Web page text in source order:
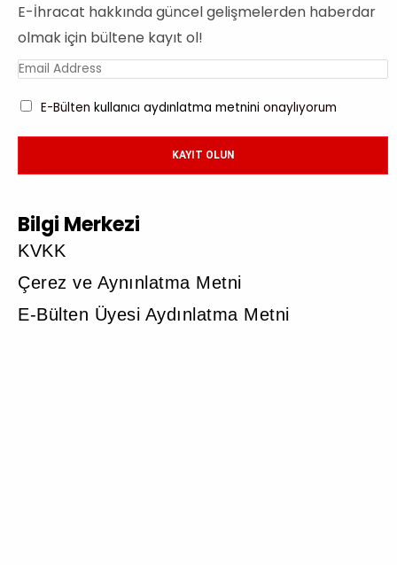
E-İhracat hakkında güncel gelişmelerden haberdar
olmak için bültene kayıt ol!
E-Bülten kullanıcı aydınlatma metnini onaylıyorum
KAYIT OLUN
Bilgi Merkezi
KVKK
Çerez ve Aynınlatma Metni
E-Bülten Üyesi Aydınlatma Metni